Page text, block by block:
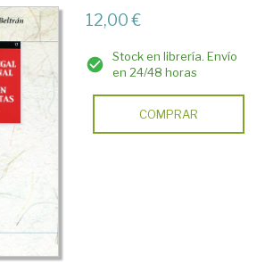
12,00 €
Stock en librería. Envío
en 24/48 horas
COMPRAR